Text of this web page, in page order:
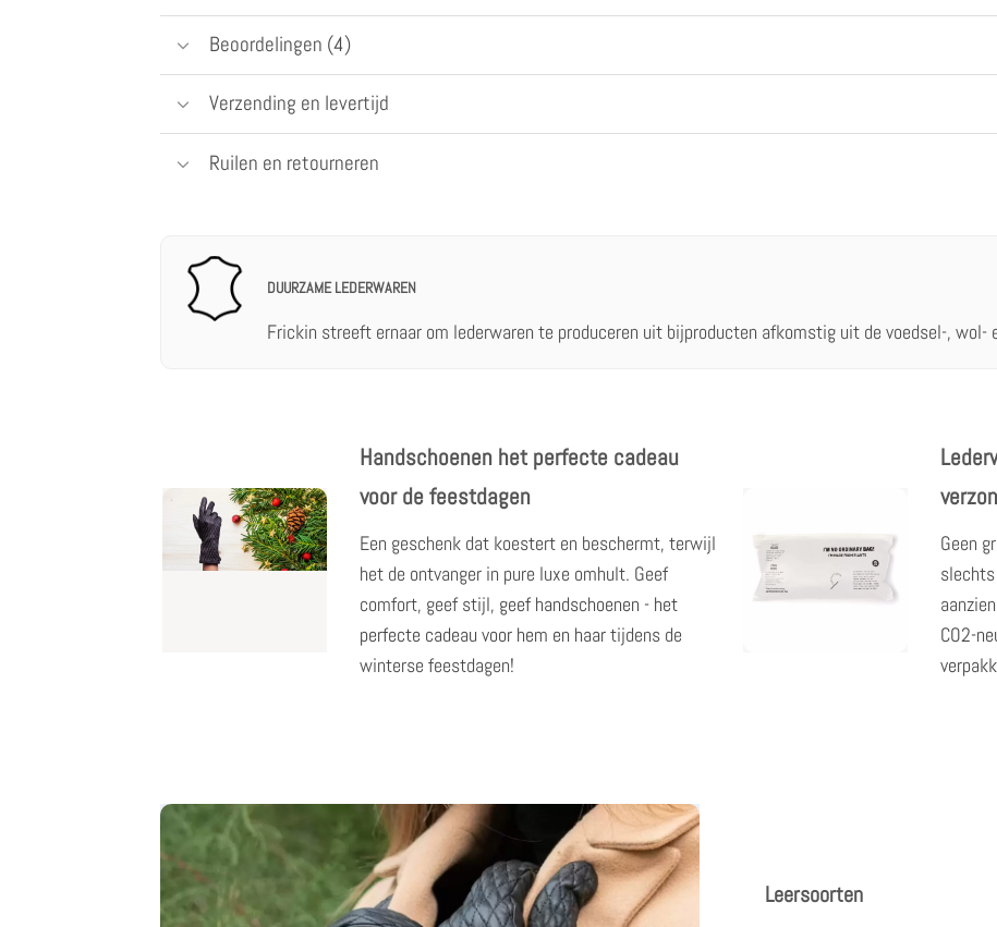
Beoordelingen (4)
Verzending en levertijd
Ruilen en retourneren
DUURZAME LEDERWAREN
Frickin streeft ernaar om lederwaren te produceren uit bijproducten afkomstig uit de voedsel-, wol-
Handschoenen het perfecte cadeau
voor de feestdagen
Een geschenk dat koestert en beschermt, terwijl
het de ontvanger in pure luxe omhult. Geef
comfort, geef stijl, geef handschoenen - het
perfecte cadeau voor hem en haartijdens de
winterse feestdagen!
Geen
CO2-
Leersoorten